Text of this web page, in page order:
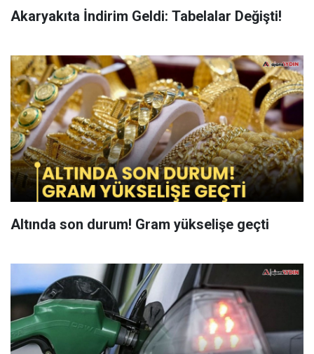
Akaryakıta İndirim Geldi: Tabelalar Değişti!
Altında son durum! Gram yükselişe geçti